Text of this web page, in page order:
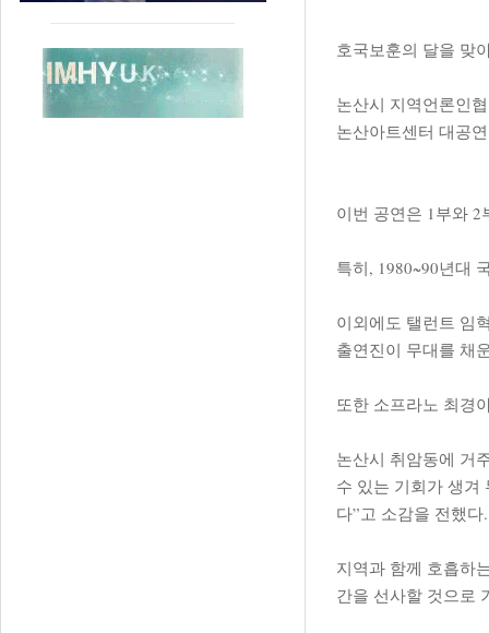
호국보훈의 달을 맞
논산시 지역언론인
논산아트센터 대공
이번 공연은 1부와
특히, 1980~90년대
이외에도 탤런트 임
출연진이 무대를 채
또한 소프라노 최경
논산시 취암동에 거
수 있는 기회가 생겨
다”고 소감을 전했다.
지역과 함께 호흡하
간을 선사할 것으로